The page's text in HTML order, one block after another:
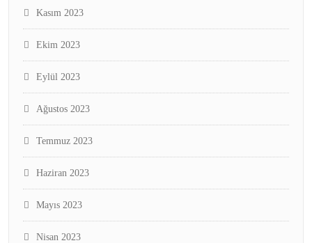
Kasım 2023
Ekim 2023
Eylül 2023
Ağustos 2023
Temmuz 2023
Haziran 2023
Mayıs 2023
Nisan 2023